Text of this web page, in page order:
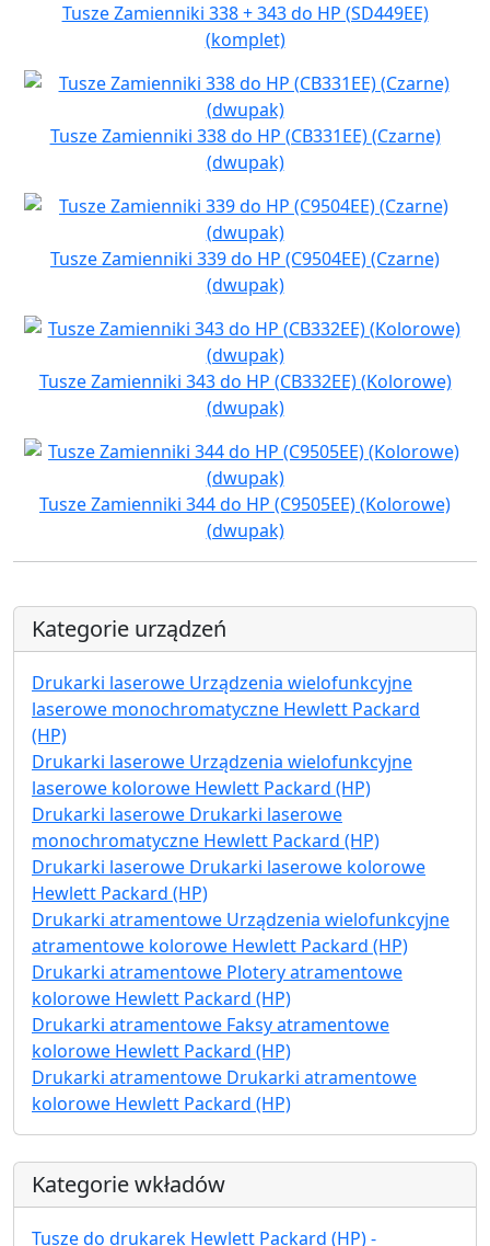
Tusze Zamienniki 338 + 343 do HP (SD449EE)
(komplet)
Tusze Zamienniki 338 do HP (CB331EE) (Czarne)
(dwupak)
Tusze Zamienniki 339 do HP (C9504EE) (Czarne)
(dwupak)
Tusze Zamienniki 343 do HP (CB332EE) (Kolorowe)
(dwupak)
Tusze Zamienniki 344 do HP (C9505EE) (Kolorowe)
(dwupak)
Kategorie urządzeń
Drukarki laserowe Urządzenia wielofunkcyjne
laserowe monochromatyczne Hewlett Packard
(HP)
Drukarki laserowe Urządzenia wielofunkcyjne
laserowe kolorowe Hewlett Packard (HP)
Drukarki laserowe Drukarki laserowe
monochromatyczne Hewlett Packard (HP)
Drukarki laserowe Drukarki laserowe kolorowe
Hewlett Packard (HP)
Drukarki atramentowe Urządzenia wielofunkcyjne
atramentowe kolorowe Hewlett Packard (HP)
Drukarki atramentowe Plotery atramentowe
kolorowe Hewlett Packard (HP)
Drukarki atramentowe Faksy atramentowe
kolorowe Hewlett Packard (HP)
Drukarki atramentowe Drukarki atramentowe
kolorowe Hewlett Packard (HP)
Kategorie wkładów
Tusze do drukarek Hewlett Packard (HP) -